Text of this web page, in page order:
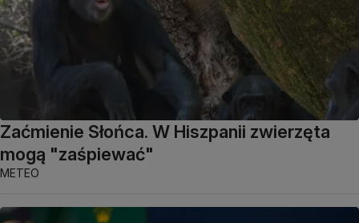
Zaćmienie Słońca. W Hiszpanii zwierzęta
mogą "zaśpiewać"
METEO